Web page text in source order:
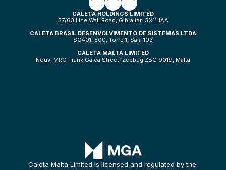
CALETA HOLDINGS LIMITED
57/63 Line Wall Road, Gibraltar, GX11 1AA
CALETA BRASIL DESENVOLVIMENTO DE SISTEMAS LTDA
SC401, 500, Torre 1, Sala 103
CALETA MALTA LIMITED
Nouv, MRO Frank Galea Street, Zebbug ZBG 9019, Malta
Caleta Malta Limited is licensed and regulated by the